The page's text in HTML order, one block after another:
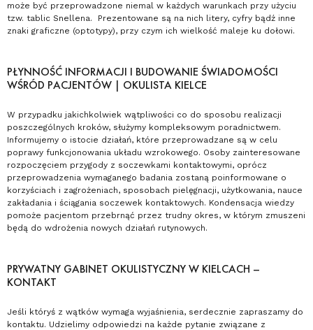
może być przeprowadzone niemal w każdych warunkach przy użyciu
tzw. tablic Snellena. Prezentowane są na nich litery, cyfry bądź inne
znaki graficzne (optotypy), przy czym ich wielkość maleje ku dołowi.
PŁYNNOŚĆ INFORMACJI I BUDOWANIE ŚWIADOMOŚCI
WŚRÓD PACJENTÓW | OKULISTA KIELCE
W przypadku jakichkolwiek wątpliwości co do sposobu realizacji
poszczególnych kroków, służymy kompleksowym poradnictwem.
Informujemy o istocie działań, które przeprowadzane są w celu
poprawy funkcjonowania układu wzrokowego. Osoby zainteresowane
rozpoczęciem przygody z soczewkami kontaktowymi, oprócz
przeprowadzenia wymaganego badania zostaną poinformowane o
korzyściach i zagrożeniach, sposobach pielęgnacji, użytkowania, nauce
zakładania i ściągania soczewek kontaktowych. Kondensacja wiedzy
pomoże pacjentom przebrnąć przez trudny okres, w którym zmuszeni
będą do wdrożenia nowych działań rutynowych.
PRYWATNY GABINET OKULISTYCZNY W KIELCACH –
KONTAKT
Jeśli któryś z wątków wymaga wyjaśnienia, serdecznie zapraszamy do
kontaktu. Udzielimy odpowiedzi na każde pytanie związane z